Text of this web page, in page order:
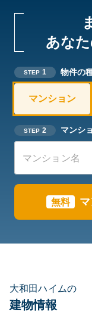
あな
STEP 1 物件の
マンション
STEP 2 マンシ
無料
大和田ハイムの
建物情報